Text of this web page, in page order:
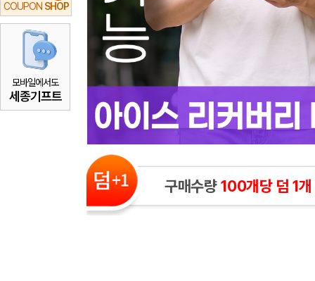
COUPON SHOP
모바일에서도
세종기프트
구매수량100개당 덤 1개